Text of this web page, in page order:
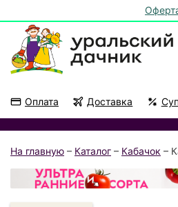
Оплата Доставка
На главную – Каталог – Кабачок –